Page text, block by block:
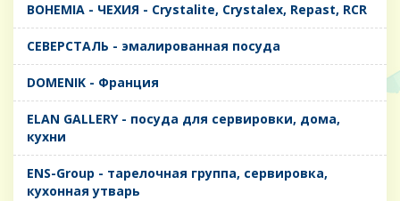
BOHEMIA - ЧЕХИЯ - Crystalite, Crystalex, Repast, RCR
CЕВЕРСТАЛЬ - эмалированная посуда
DOMENIK - Франция
ELAN GALLERY - посуда для сервировки, дома,
кухни
ENS-Group - тарелочная группа, сервировка,
кухонная утварь